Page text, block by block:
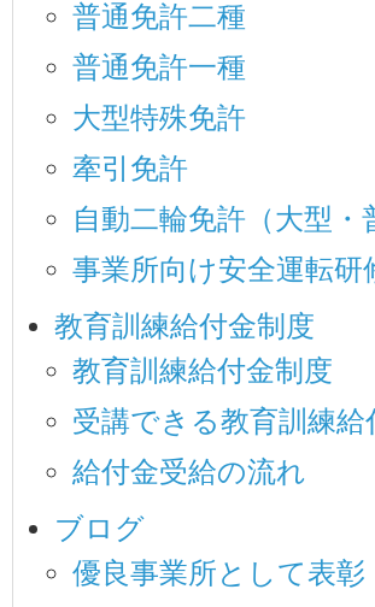
普通免許二種
普通免許一種
大型特殊免許
牽引免許
自動二輪免許（大型・
事業所向け安全運転研
教育訓練給付金制度
教育訓練給付金制度
受講できる教育訓練
給付金受給の流れ
ブログ
優良事業所として表彰